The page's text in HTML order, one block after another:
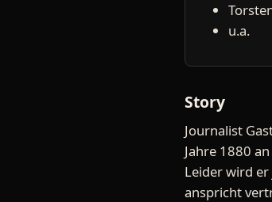
u.a.
Story
Journalist
Jahre 1880
Leider wird
anspricht